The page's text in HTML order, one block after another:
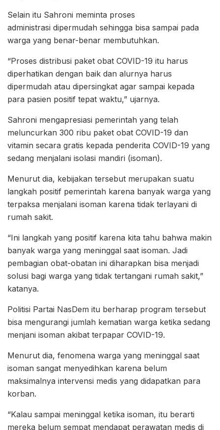
Selain itu Sahroni meminta proses
administrasi dipermudah sehingga bisa sampai pada
warga yang benar-benar membutuhkan.
“Proses distribusi paket obat COVID-19 itu harus
diperhatikan dengan baik dan alurnya harus
dipermudah atau dipersingkat agar sampai kepada
para pasien positif tepat waktu,” ujarnya.
Sahroni mengapresiasi pemerintah yang telah
meluncurkan 300 ribu paket obat COVID-19 dan
vitamin secara gratis kepada penderita COVID-19 yang
sedang menjalani isolasi mandiri (isoman).
Menurut dia, kebijakan tersebut merupakan suatu
langkah positif pemerintah karena banyak warga yang
terpaksa menjalani isoman karena tidak terlayani di
rumah sakit.
“Ini langkah yang positif karena kita tahu bahwa makin
banyak warga yang meninggal saat isoman. Jadi
pembagian obat-obatan ini diharapkan bisa menjadi
solusi bagi warga yang tidak tertangani rumah sakit,”
katanya.
Politisi Partai NasDem itu berharap program tersebut
bisa mengurangi jumlah kematian warga ketika sedang
menjani isoman akibat terpapar COVID-19.
Menurut dia, fenomena warga yang meninggal saat
isoman sangat menyedihkan karena belum
maksimalnya intervensi medis yang didapatkan para
korban.
“Kalau sampai meninggal ketika isoman, itu berarti
mereka belum sempat mendapat perawatan medis di